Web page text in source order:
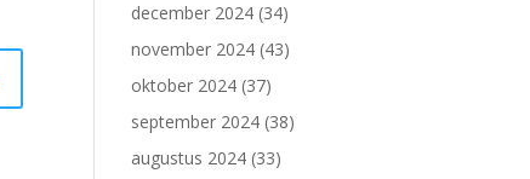
december 2024 (34)
november 2024 (43)
oktober 2024 (37)
september 2024 (38)
augustus 2024 (33)